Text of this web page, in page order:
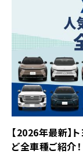
【2026年最新】
ど全車種ご紹介！